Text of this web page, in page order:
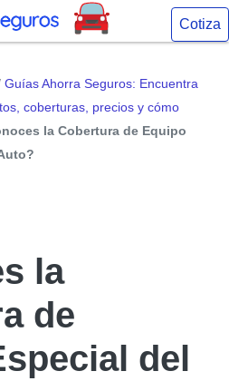
Cotiza
Guías Ahorra Seguros: Encuentra
coberturas, precios y cómo
la Cobertura de Equipo
la
de
del